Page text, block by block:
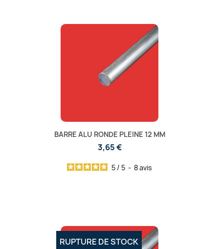
BARRE ALU RONDE PLEINE 12 MM
3,65 €
5 / 5 - 8avis
RUPTURE DE STOCK